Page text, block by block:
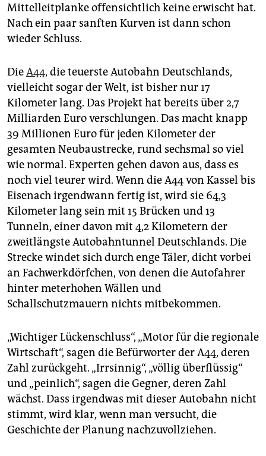
Mittelleitplanke offensichtlich keine erwischt hat.
Nach ein paar sanften Kurven ist dann schon
wieder Schluss.
DieA44, die teuerste Autobahn Deutschlands,
vielleicht sogar der Welt, ist bisher nur 17
Kilometer lang. Das Projekt hat bereits über 2,7
Milliarden Euro verschlungen. Das macht knapp
39 Millionen Euro für jeden Kilometer der
gesamten Neubaustrecke, rund sechsmal so viel
wie normal. Experten gehen davon aus, dass es
noch viel teurer wird. Wenn die A44 von Kassel bis
Eisenach irgendwann fertig ist, wird sie 64,3
Kilometer lang sein mit 15 Brücken und 13
Tunneln, einer davon mit 4,2 Kilometern der
zweitlängste Autobahntunnel Deutschlands. Die
Strecke windet sich durch enge Täler, dicht vorbei
an Fachwerkdörfchen, von denen die Autofahrer
hinter meterhohen Wällen und
Schallschutzmauern nichts mitbekommen.
„Wichtiger Lückenschluss“, „Motor für die regionale
Wirtschaft“, sagen die Befürworter der A44, deren
Zahl zurückgeht. „Irrsinnig“, „völlig überflüssig“
und „peinlich“, sagen die Gegner, deren Zahl
wächst. Dass irgendwas mit dieser Autobahn nicht
stimmt, wird klar, wenn man versucht, die
Geschichte der Planung nachzuvollziehen.